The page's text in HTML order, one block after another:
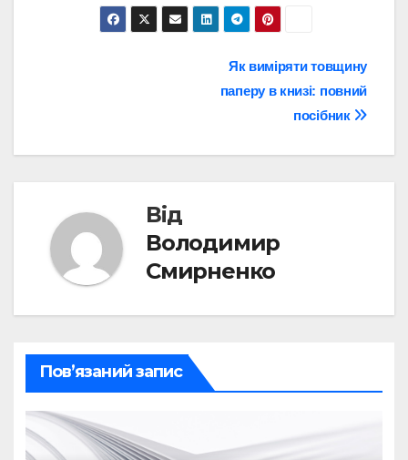
Як виміряти товщину
паперу в книзі: повний
посібник
Від
Володимир
Смирненко
Пов’язаний запис